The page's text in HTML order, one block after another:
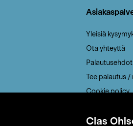
Clas
Yleisiä
Ota yhteyttä
Palautusehdot
Tee palautus
Cookie policy